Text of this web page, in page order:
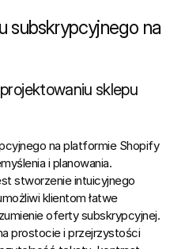
subskrypcyjnego na
sklepu
na platformie Shopify
i planowania.
stworzenie intuicyjnego
klientom łatwe
oferty subskrypcyjnej.
prostocie i przejrzystości